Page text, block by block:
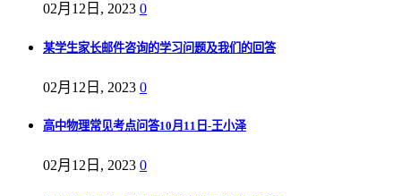
02月12日, 2023 0
某学生家长邮件咨询的学习问题及我们的回答
02月12日, 2023 0
高中物理常见考点问答10月11日-王小泽
02月12日, 2023 0